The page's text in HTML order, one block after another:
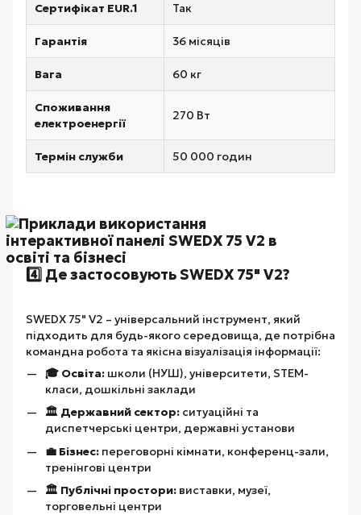
Сертифікат EUR.1 Так
Гарантія 36 місяців
Вага 60 кг
Споживання
електроенергії
270 Вт
Термін служби 50 000 годин
4️⃣ Де застосовують SWEDX 75" V2?
SWEDX 75" V2 – універсальний інструмент, який
підходить для будь-якого середовища, де потрібна
командна робота та якісна візуалізація інформації:
🎓 Освіта: школи (НУШ), університети, STEM-
класи, дошкільні заклади
🏛️ Державний сектор: ситуаційні та
диспетчерські центри, державні установи
💼 Бізнес: переговорні кімнати, конференц-зали,
тренінгові центри
🏛️ Публічні простори: виставки, музеї,
торговельні центри